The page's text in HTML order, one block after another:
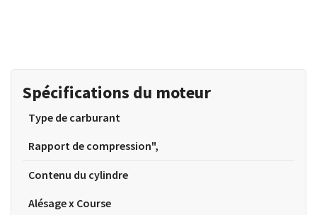
Spécifications du moteur
Type de carburant
Rapport de compression",
Contenu du cylindre
Alésage x Course